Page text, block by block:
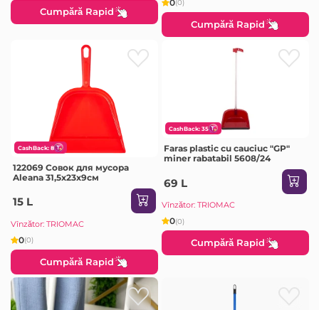
Cumpără Rapid
0(0)
Cumpără Rapid
CashBack: 8
122069 Совок для мусора
Aleana 31,5x23x9см
15 L
Vînzător: TRIOMAC
0(0)
Cumpără Rapid
CashBack: 35
Faras plastic cu cauciuc "GP"
miner rabatabil 5608/24
69 L
Vînzător: TRIOMAC
0(0)
Cumpără Rapid